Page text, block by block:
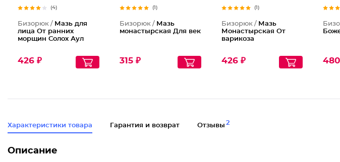
(4)
Бизорюк / Мазь для
лица От ранних
морщин Солох Аул
426 ₽
(1)
Бизорюк / Мазь
монастырская Для век
315 ₽
(1)
Бизорюк / Мазь
Монастырская От
варикоза
426 ₽
Характеристики товара Гарантия и возврат Отзывы 2
Описание